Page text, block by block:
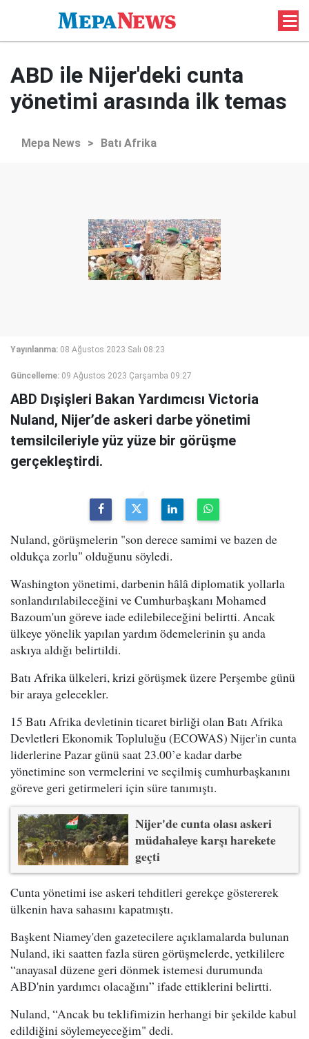
ABD ile Nijer'deki cunta
yönetimi arasında ilk temas
Mepa News > Batı Afrika
Yayınlanma: 08 Ağustos 2023 Salı 08:23
Güncelleme: 09 Ağustos 2023 Çarşamba 09:27
ABD Dışişleri Bakan Yardımcısı Victoria
Nuland, Nijer’de askeri darbe yönetimi
temsilcileriyle yüz yüze bir görüşme
gerçekleştirdi.
Nuland, görüşmelerin "son derece samimi ve bazen de
oldukça zorlu" olduğunu söyledi.
Washington yönetimi, darbenin hâlâ diplomatik yollarla
sonlandırılabileceğini ve Cumhurbaşkanı Mohamed
Bazoum'un göreve iade edilebileceğini belirtti. Ancak
ülkeye yönelik yapılan yardım ödemelerinin şu anda
askıya aldığı belirtildi.
Batı Afrika ülkeleri, krizi görüşmek üzere Perşembe günü
bir araya gelecekler.
15 Batı Afrika devletinin ticaret birliği olan Batı Afrika
Devletleri Ekonomik Topluluğu (ECOWAS) Nijer'in cunta
liderlerine Pazar günü saat 23.00’e kadar darbe
yönetimine son vermelerini ve seçilmiş cumhurbaşkanını
göreve geri getirmeleri için süre tanımıştı.
Nijer'de cunta olası askeri
müdahaleye karşı harekete
geçti
Cunta yönetimi ise askeri tehditleri gerekçe göstererek
ülkenin hava sahasını kapatmıştı.
Başkent Niamey'den gazetecilere açıklamalarda bulunan
Nuland, iki saatten fazla süren görüşmelerde, yetkililere
“anayasal düzene geri dönmek istemesi durumunda
ABD'nin yardımcı olacağını” ifade ettiklerini belirtti.
Nuland, “Ancak bu teklifimizin herhangi bir şekilde kabul
edildiğini söylemeyeceğim" dedi.